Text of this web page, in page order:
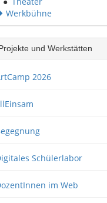
Werkbühne
und Werkstätten
2026
Schülerlabor
im Web